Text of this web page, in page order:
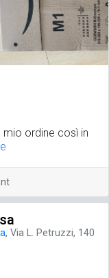
ordine così in
, Via L. Petruzzi, 140